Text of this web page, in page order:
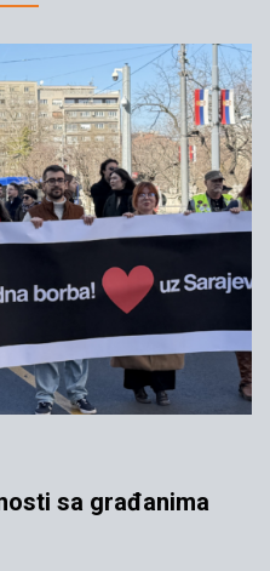
sa građanima